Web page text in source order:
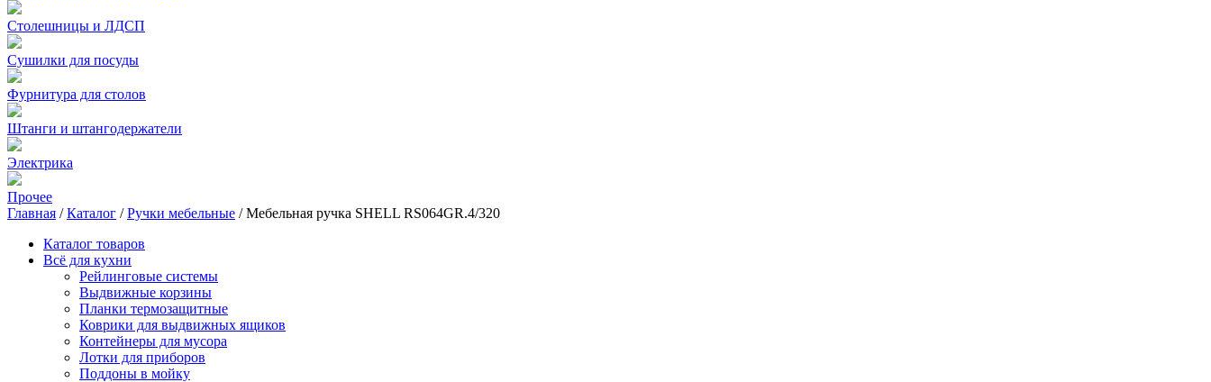
Столешницы и ЛДСП
Сушилки для посуды
Фурнитура для столов
Штанги и штангодержатели
Электрика
Прочее
Главная /Каталог /Ручки мебельные /Мебельная ручка SHELL RS064GR.4/320
Каталог товаров
Всё для кухни
Рейлинговые системы
Выдвижные корзины
Планки термозащитные
Коврики для выдвижных ящиков
Контейнеры для мусора
Лотки для приборов
Поддоны в мойку